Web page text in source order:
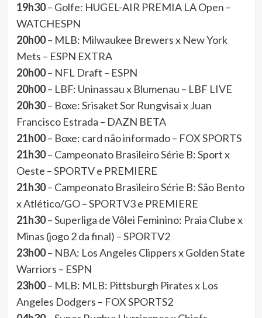
19h30– Golfe: HUGEL-AIR PREMIA LA Open –
WATCHESPN
20h00– MLB: Milwaukee Brewers x New York
Mets – ESPN EXTRA
20h00– NFL Draft – ESPN
20h00– LBF: Uninassau x Blumenau – LBF LIVE
20h30– Boxe: Srisaket Sor Rungvisai x Juan
Francisco Estrada – DAZN BETA
21h00– Boxe: card não informado – FOX SPORTS
21h30– Campeonato Brasileiro Série B: Sport x
Oeste – SPORTV e PREMIERE
21h30– Campeonato Brasileiro Série B: São Bento
x Atlético/GO – SPORTV3 e PREMIERE
21h30– Superliga de Vôlei Feminino: Praia Clube x
Minas (jogo 2 da final) – SPORTV2
23h00– NBA: Los Angeles Clippers x Golden State
Warriors – ESPN
23h00– MLB: MLB: Pittsburgh Pirates x Los
Angeles Dodgers – FOX SPORTS2